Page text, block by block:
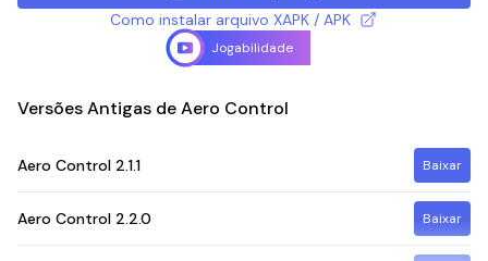
Como instalar arquivo XAPK / APK
Jogabilidade
Versões Antigas de Aero Control
Aero Control 2.1.1 Baixar
Aero Control 2.2.0 Baixar